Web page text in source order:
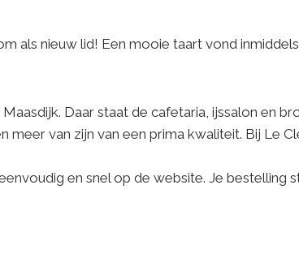
als nieuw lid! Een mooie taart vond
Daar staat de cafetaria, ijssalon en
van zijn van een prima kwaliteit. Bij Le
en snel op de website. Je bestelling